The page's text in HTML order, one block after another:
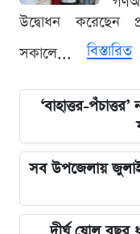
উদ্বোধন করেছেন
সকালে...
বিস্তারিত
‘বাহাত্তর-
সব উপজেলায় জুলাই